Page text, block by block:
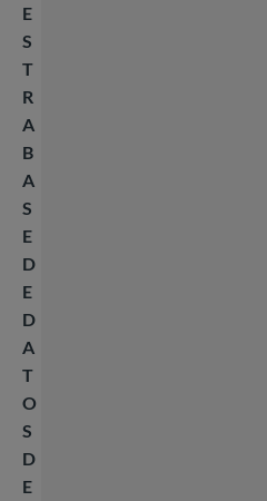
E
S
T
R
A
B
A
S
E
D
E
D
A
T
O
S
D
E